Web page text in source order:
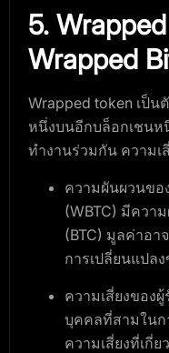
5.
Wrapped
Wrapped token เป็
หนึ่งบนอีกบล็อกเชนห
ทำงานร่วมกัน ความเ
ความผันผวนขอ
(WBTC) มีควา
(BTC) มูลค่าอ
การเปลี่ยนแปล
ความเสี่ยงของผู้
บุคคลที่สามในก
ความเสี่ยงที่เกี่